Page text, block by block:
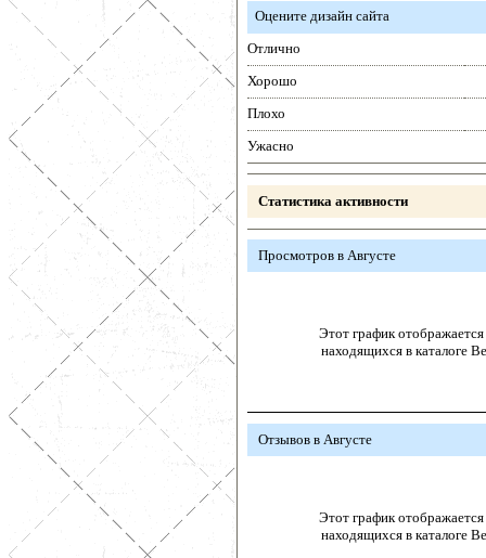
Оцените дизайн сайта
Отлично
Хорошо
Плохо
Ужасно
Статистика активности
Просмотров в Августе
Этот график отображается
находящихся в каталоге
Отзывов в Августе
Этот график отображается
находящихся в каталоге